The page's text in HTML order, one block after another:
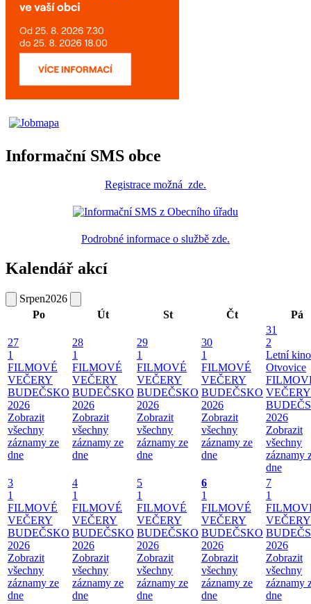
Informační SMS obce
Registrace možná zde.
Podrobné informace o službě zde.
Kalendář akcí
Srpen2026
Po
Út St Čt Pá
27
1
FILMOVÉ
VEČERY
BUDEČSKO
2026
Zobrazit
všechny
záznamy ze
dne
28
1
FILMOVÉ
VEČERY
BUDEČSKO
2026
Zobrazit
všechny
záznamy ze
dne
29
1
FILMOVÉ
VEČERY
BUDEČSKO
2026
Zobrazit
všechny
záznamy ze
dne
30
1
FILMOVÉ
VEČERY
BUDEČSKO
2026
Zobrazit
všechny
záznamy ze
dne
31
2
Letní kino
Otvovice
VEČERY
2026
Zobrazit
všechny
záznamy
dne
3
1
FILMOVÉ
VEČERY
BUDEČSKO
2026
Zobrazit
všechny
záznamy ze
dne
4
1
FILMOVÉ
VEČERY
BUDEČSKO
2026
Zobrazit
všechny
záznamy ze
dne
5
1
FILMOVÉ
VEČERY
BUDEČSKO
2026
Zobrazit
všechny
záznamy ze
dne
6
1
FILMOVÉ
VEČERY
BUDEČSKO
2026
Zobrazit
všechny
záznamy ze
dne
7
1
VEČERY
2026
Zobrazit
všechny
záznamy
dne